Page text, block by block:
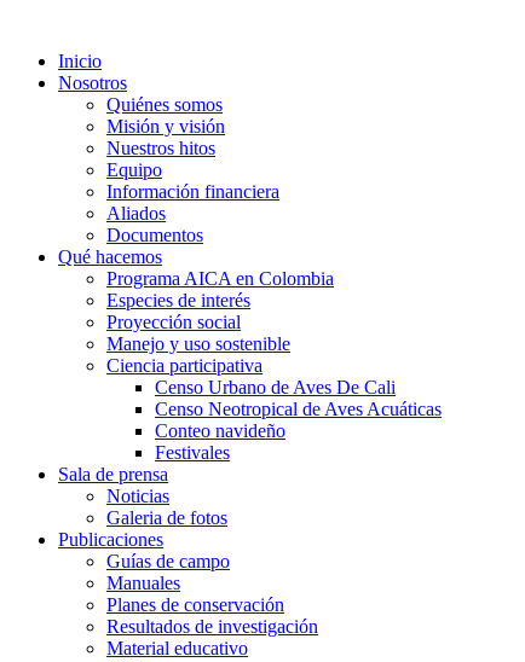
Inicio
Nosotros
Quiénes somos
Misión y visión
Nuestros hitos
Equipo
Información financiera
Aliados
Documentos
Qué hacemos
Programa AICA en Colombia
Especies de interés
Proyección social
Manejo y uso sostenible
Ciencia participativa
Censo Urbano de Aves De Cali
Censo Neotropical de Aves Acuáticas
Conteo navideño
Festivales
Sala de prensa
Noticias
Galeria de fotos
Publicaciones
Guías de campo
Manuales
Planes de conservación
Resultados de investigación
Material educativo